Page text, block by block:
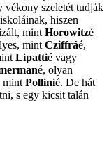
vékony szeletét tudják
hiszen
mintHorowitzé
mintCziffráé,
Lipattié vagy
é, olyan
mintPollinié. De hát
s egy kicsit talán